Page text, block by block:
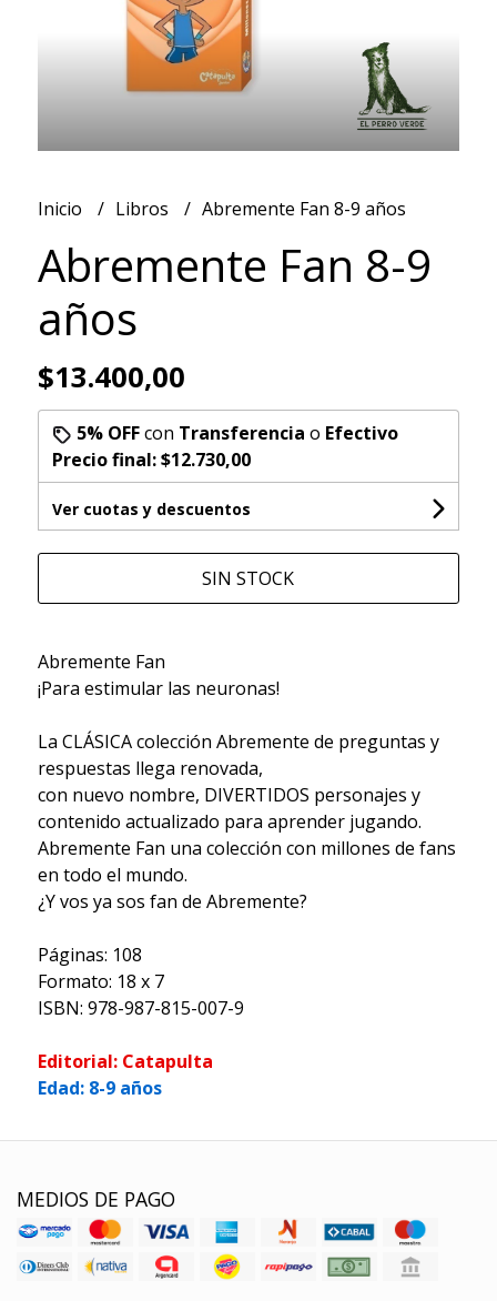
Inicio Libros Abremente Fan 8-9 años
Abremente Fan 8-9
años
$13.400,00
5% OFFcon Transferencia o Efectivo
Precio final:$12.730,00
Ver cuotas y descuentos
SIN STOCK
Abremente Fan
¡Para estimular las neuronas!
La CLÁSICA colección Abremente de preguntas y
respuestas llega renovada,
con nuevo nombre, DIVERTIDOS personajes y
contenido actualizado para aprender jugando.
Abremente Fan una colección con millones de fans
en todo el mundo.
¿Y vos ya sos fan de Abremente?
Páginas: 108
Formato: 18 x 7
ISBN: 978-987-815-007-9
Editorial: Catapulta
Edad: 8-9 años
MEDIOS DE PAGO